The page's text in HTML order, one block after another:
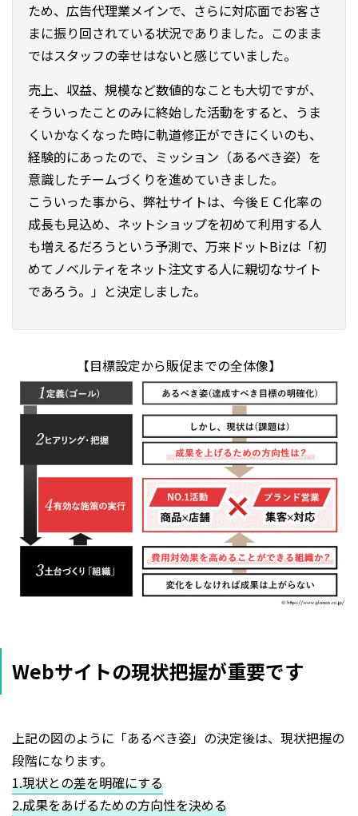
ため、広告代理業メインで、さらに対応面でお客さ
まに振り回されている状況でありました。このまま
ではスタッフの幸せはないと感じていました。
売上、収益、規模など数値的なことも大切ですが、
そういったことのみに終始した活動をすると、うま
くいかなくなった時に軌道修正ができにくいのも、
経験的にあったので、ミッション（あるべき姿）を
意識したチームづくりを進めていきました。
こういった事から、弊社サイトは、今後ＥＣ化率の
成長も見込め、ネットショップを初めて利用する人
も増えるだろうという予測で、万来ドットBizは「初
めてノベルティをネット注文する人に親切なサイト
であろう。」と決定しました。
【目標設定から販促までの全体像】
Webサイトの現状把握が重要です
上記の図のように「あるべき姿」の決定後は、現状把握の
段階になります。
1.現状との差を明確にする
2.成果をあげるための方向性を決める